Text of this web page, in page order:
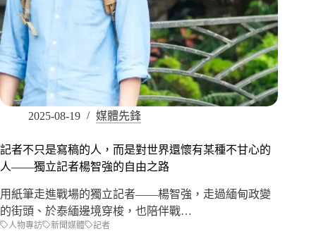
2025-08-19 媒體先鋒
記者不只是寫稿的人，而是對世界還懷有某種不甘心的
人——獨立記者楊智強的自由之路
用紙筆走進戰場的獨立記者——楊智強，走過緬甸政變
的街頭、於泰緬邊境穿梭，也陪伴戰…
人物專訪 新聞媒體 記者